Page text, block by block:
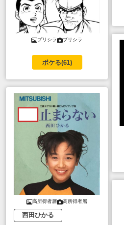
プリシラ プリシラ
ボケる(61)
高所得者層 高所得者層
西田ひかる